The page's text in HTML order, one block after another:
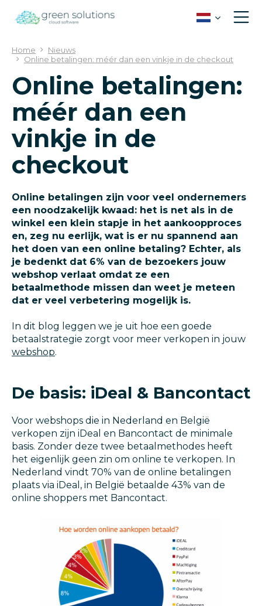
Home
Nieuws
Online betalingen: méér dan een vinkje in de checkout
Online betalingen:
méér dan een
vinkje in de
checkout
Online betalingen zijn voor veel ondernemers
een noodzakelijk kwaad: het is net als in de
winkel een klein stapje in het aankoopproces
en, zeg nu eerlijk, wat is er nu spannend aan
het doen van een online betaling? Echter, als
je bedenkt dat 6% van de bezoekers jouw
webshop verlaat omdat ze een
betaalmethode missen dan weet je meteen
dat er veel verbetering mogelijk is.
In dit blog leggen we je uit hoe een goede
betaalstrategie zorgt voor meer verkopen in jouw
webshop.
De basis: iDeal & Bancontact
Voor webshops die in Nederland en België
verkopen zijn iDeal en Bancontact de minimale
basis. Zonder deze twee betaalmethodes heeft
het eigenlijk geen zin om online te verkopen. In
Nederland vindt 70% van de online betalingen
plaats via iDeal, in België betaalde 43% van de
online shoppers met Bancontact.